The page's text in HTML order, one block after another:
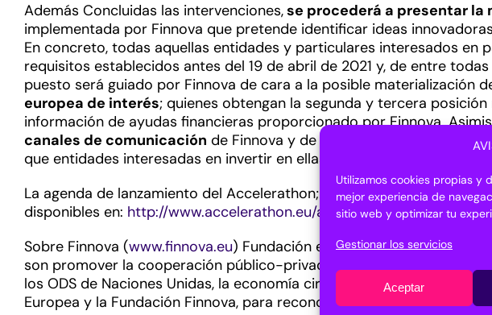
Utilizamos cookies propias y
mejor experiencia de
sitio web y optimizar tu
Gestionar los servicios
Aceptar
Además Concluidas las intervenciones,se procederá a presentar la
implementada por Finnova que pretende identificar ideas
En concreto, todas aquellas entidades y particulares interesados
requisitos establecidos antes del 19 de abril de 2021 y, de entre
puesto será guiado por Finnova de cara a la posible materialización
europea de interés; quienes obtengan la segunda y tercera posición
información de ayudas financieras proporcionado por Finnova.
canales de comunicación de Finnova y de la aceleradora/
que entidades interesadas en invertir en ellas las conozcan.
La agenda de lanzamiento del Accelerathon; los requisitos
disponibles en: http://www.accelerathon.eu/accelerathon-espana-
Sobre Finnova (www.finnova.eu) Fundación europea para la
son promover la cooperación público-privada mediante la
los ODS de Naciones Unidas, la economía circular, etc. Finnova
Europea y la Fundación Finnova, para reconocer a las mejores